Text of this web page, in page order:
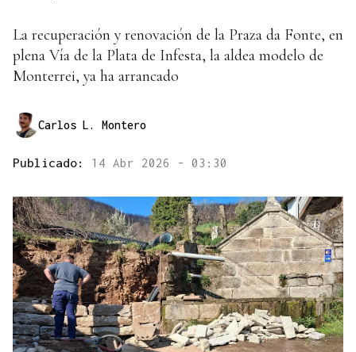
La recuperación y renovación de la Praza da Fonte, en
plena Vía de la Plata de Infesta, la aldea modelo de
Monterrei, ya ha arrancado
Carlos L. Montero
Publicado: 14 Abr 2026 - 03:30